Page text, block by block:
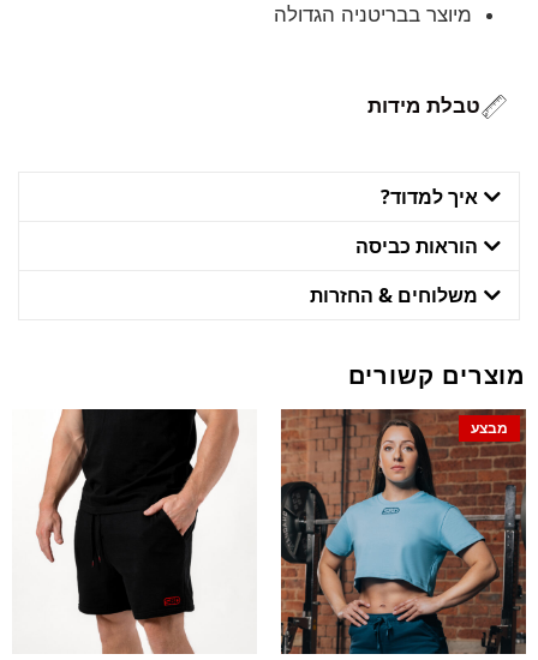
מיוצר בבריטניה הגדולה
טבלת מידות
איך למדוד?
הוראות כביסה
משלוחים & החזרות
מוצרים קשורים
מבצע